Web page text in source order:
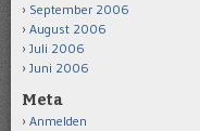
September 2006
August 2006
Juli 2006
Juni 2006
Meta
Anmelden